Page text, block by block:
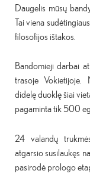
Daugelis mūsų
Tai viena
filosofijos ištakos.
Bandomieji darbai
trasoje Vokietijoje.
didelę duoklę šiai
pagaminta tik 500
24 valandų
atgarsio susilaukęs
pasirodė prologo